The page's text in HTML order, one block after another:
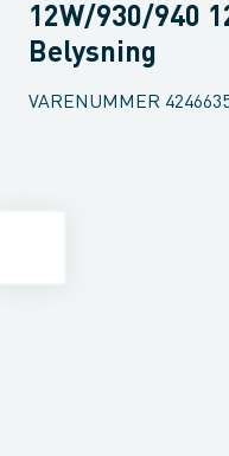
12W/930/940
Belysning
VARENUMMER